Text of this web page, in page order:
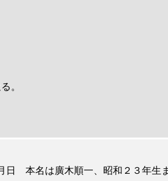
。
本名は廣木順一、昭和２３年生